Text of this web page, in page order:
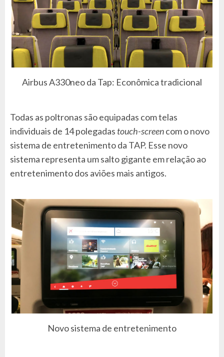
Airbus A330neo da Tap: Econômica tradicional
Todas as poltronas são equipadas com telas
individuais de 14 polegadas touch-screencom o novo
sistema de entretenimento da TAP. Esse novo
sistema representa um salto gigante em relação ao
entretenimento dos aviões mais antigos.
Novo sistema de entretenimento